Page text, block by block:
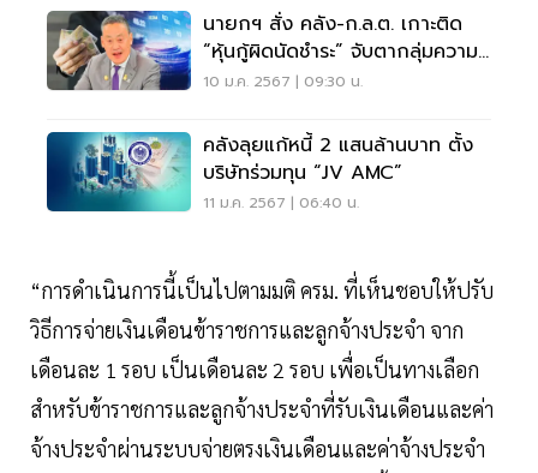
นายกฯ สั่ง คลัง-ก.ล.ต. เกาะติด
“หุ้นกู้ผิดนัดชำระ” จับตากลุ่มความ
เสี่ยงสูง
10 ม.ค. 2567 | 09:30 น.
คลังลุยแก้หนี้ 2 แสนล้านบาท ตั้ง
บริษัทร่วมทุน “JV AMC”
11 ม.ค. 2567 | 06:40 น.
“การดำเนินการนี้เป็นไปตามมติ ครม. ที่เห็นชอบให้ปรับ
วิธีการจ่ายเงินเดือนข้าราชการและลูกจ้างประจำ จาก
เดือนละ 1 รอบ เป็นเดือนละ 2 รอบ เพื่อเป็นทางเลือก
สำหรับข้าราชการและลูกจ้างประจำที่รับเงินเดือนและค่า
จ้างประจำผ่านระบบจ่ายตรงเงินเดือนและค่าจ้างประจำ